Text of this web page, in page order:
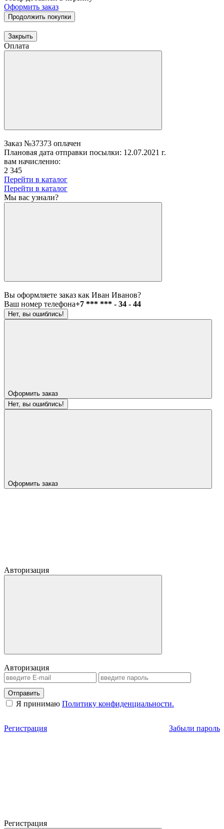
Оформить заказ
Продолжить покупки
Закрыть
Оплата
Заказ №37373 оплачен
Плановая дата отправки посылки: 12.07.2021 г.
вам начисленно:
2 345
Перейти в каталог
Перейти в каталог
Мы вас узнали?
Вы оформляете заказ как Иван Иванов?
Ваш номер телефона+7 *** *** - 34 - 44
Нет, вы ошиблись!
Оформить заказ
Нет, вы ошиблись!
Оформить заказ
Авторизация
Авторизация
Отправить
Я принимаю Политику конфиденциальности.
Регистрация Забыли пароль
Регистрация